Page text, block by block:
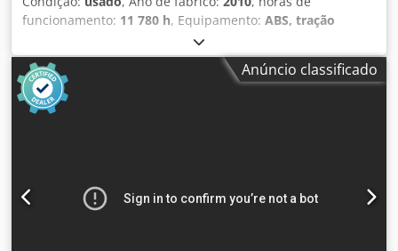
funcionamento: 11 780 h, Equipamento: ABS, tração
, Volvo ESCAVADORA EW140C ar-condicionado
16.850 kg 91 kW Chodpfx Aoyltr Asproa Excelente estado
Anúncio classificado